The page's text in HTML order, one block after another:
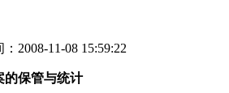
：2008-11-08 15:59:22
保管与统计